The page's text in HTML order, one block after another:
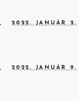
2022. JANUÁR 2.
2022. JANUÁR 9.